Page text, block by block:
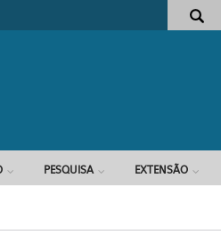
de busca
PESQUISA EXTENSÃO